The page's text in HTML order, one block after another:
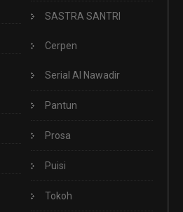
SASTRA SANTRI
Cerpen
Serial Al Nawadir
Pantun
Prosa
Puisi
Tokoh